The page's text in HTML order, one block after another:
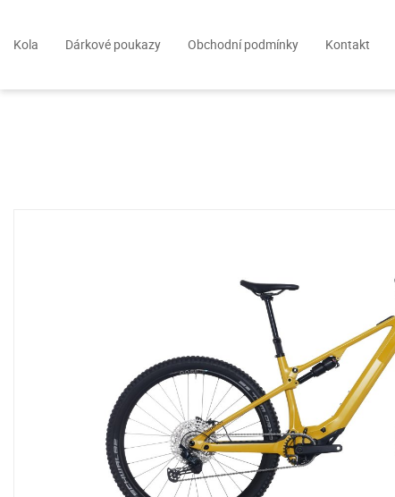
Kola Dárkové poukazy Obchodní podmínky Kontakt